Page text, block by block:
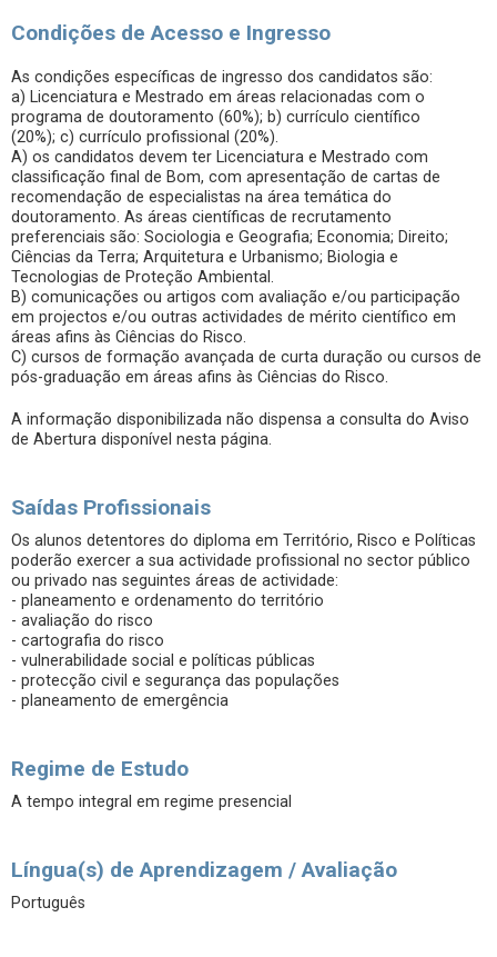
Condições de Acesso e Ingresso
As condições específicas de ingresso dos candidatos são:
a) Licenciatura e Mestrado em áreas relacionadas com o
programa de doutoramento (60%); b) currículo científico
(20%); c) currículo profissional (20%).
A) os candidatos devem ter Licenciatura e Mestrado com
classificação final de Bom, com apresentação de cartas de
recomendação de especialistas na área temática do
doutoramento. As áreas científicas de recrutamento
preferenciais são: Sociologia e Geografia; Economia; Direito;
Ciências da Terra; Arquitetura e Urbanismo; Biologia e
Tecnologias de Proteção Ambiental.
B) comunicações ou artigos com avaliação e/ou participação
em projectos e/ou outras actividades de mérito científico em
áreas afins às Ciências do Risco.
C) cursos de formação avançada de curta duração ou cursos de
pós-graduação em áreas afins às Ciências do Risco.
A informação disponibilizada não dispensa a consulta do Aviso
de Abertura disponível nesta página.
Saídas Profissionais
Os alunos detentores do diploma em Território, Risco e Políticas
poderão exercer a sua actividade profissional no sector público
ou privado nas seguintes áreas de actividade:
- planeamento e ordenamento do território
- avaliação do risco
- cartografia do risco
- vulnerabilidade social e políticas públicas
- protecção civil e segurança das populações
- planeamento de emergência
Regime de Estudo
A tempo integral em regime presencial
Língua(s) de Aprendizagem / Avaliação
Português